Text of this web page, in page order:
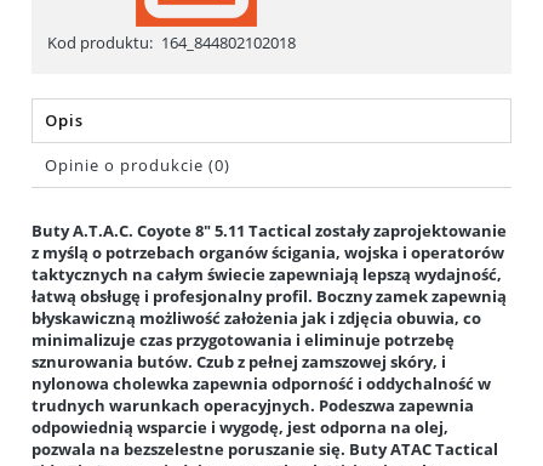
Kod produktu: 164_844802102018
Opis
Opinie o produkcie (0)
Buty A.T.A.C. Coyote 8"5.11 Tactical zostały zaprojektowanie
z myślą o potrzebach organów ścigania, wojska i operatorów
taktycznych na całym świecie zapewniają lepszą wydajność,
łatwą obsługę i profesjonalny profil. Boczny zamek zapewnią
błyskawiczną możliwość założenia jak i zdjęcia obuwia, co
minimalizuje czas przygotowania i eliminuje potrzebę
sznurowania butów. Czub z pełnej zamszowej skóry, i
nylonowa cholewka zapewnia odporność i oddychalność w
trudnych warunkach operacyjnych. Podeszwa zapewnia
odpowiednią wsparcie i wygodę, jest odporna na olej,
pozwala na bezszelestne poruszanie się. Buty ATAC Tactical